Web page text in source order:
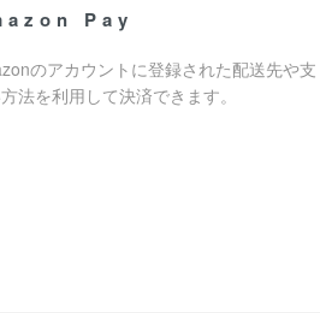
Pay
のアカウントに登録された配送先や支
法を利用して決済できます。